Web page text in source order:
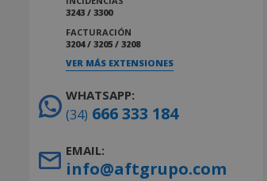
3243 / 3300
FACTURACIÓN
3204 / 3205 / 3208
VER MÁS EXTENSIONES
WHATSAPP:
(34) 666 333 184
EMAIL:
info@aftgrupo.com